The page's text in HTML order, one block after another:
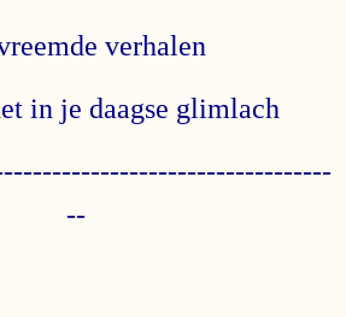
verhalen
in je daagse glimlach
--